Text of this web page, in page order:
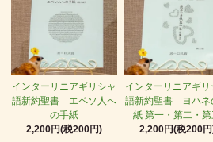
インターリニアギリシャ
語新約聖書 エペソ人へ
の手紙
2,200円(税200円)
インターリニアギリ
語新約聖書 ヨハネ
紙 第一・第二・第
2,200円(税200